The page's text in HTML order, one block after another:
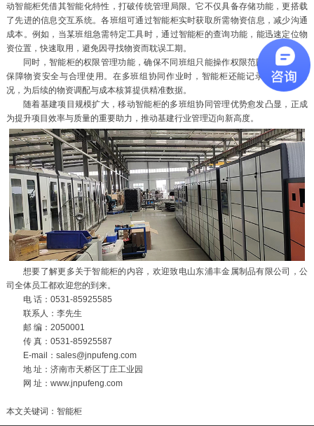
动智能柜凭借其智能化特性，打破传统管理局限。它不仅具备存储功能，更搭载
了先进的信息交互系统。各班组可通过智能柜实时获取所需物资信息，减少沟通
成本。例如，当某班组急需特定工具时，通过智能柜的查询功能，能迅速定位物
资位置，快速取用，避免因寻找物资而耽误工期。
同时，智能柜的权限管理功能，确保不同班组只能操作权限范围内的物资，
保障物资安全与合理使用。在多班组协同作业时，智能柜还能记录物资使用情
况，为后续的物资调配与成本核算提供精准数据。
随着基建项目规模扩大，移动智能柜的多班组协同管理优势愈发凸显，正成
为提升项目效率与质量的重要助力，推动基建行业管理迈向新高度。
想要了解更多关于智能柜的内容，欢迎致电山东浦丰金属制品有限公司，公
司全体员工都欢迎您的到来。
电 话：0531-85925585
联系人：李先生
邮 编：2050001
传 真：0531-85925587
E-mail：sales@jnpufeng.com
地 址：济南市天桥区丁庄工业园
网 址：www.jnpufeng.com
本文关键词：智能柜